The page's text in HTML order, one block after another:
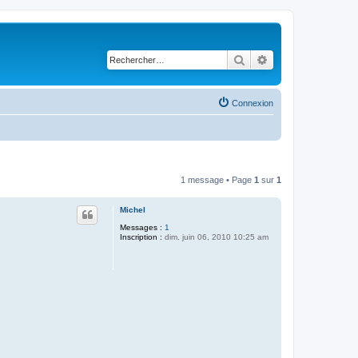
Rechercher
Connexion
1 message • Page 1 sur 1
Michel
Messages : 1
Inscription : dim. juin 06, 2010 10:25 am